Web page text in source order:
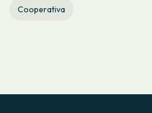
Cooperativa